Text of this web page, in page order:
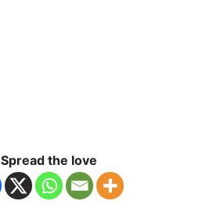
Spread the love